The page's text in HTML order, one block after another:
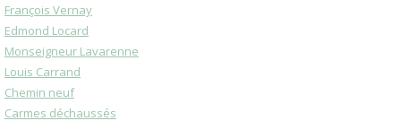
François Vernay
Edmond Locard
Monseigneur Lavarenne
Louis Carrand
Chemin neuf
Carmes déchaussés